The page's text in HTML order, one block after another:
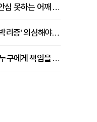
"40대인데 오십견?"...3040도 안심 못하는 어깨 유착성 관절낭염
손발톱 들뜨고 벗겨진다면 '조갑박리증' 의심해야 [김철윤 원장 칼럼]
자율주행자동차 사고, 피해자는 누구에게 책임을 물을 수 있을까